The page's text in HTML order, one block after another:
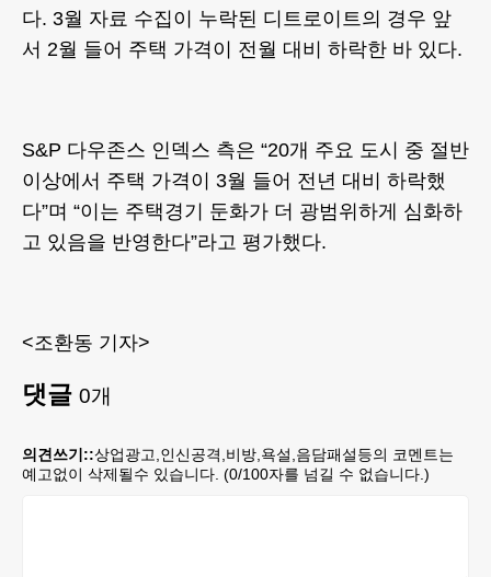
다. 3월 자료 수집이 누락된 디트로이트의 경우 앞
서 2월 들어 주택 가격이 전월 대비 하락한 바 있다.
S&P 다우존스 인덱스 측은 “20개 주요 도시 중 절반
이상에서 주택 가격이 3월 들어 전년 대비 하락했
다”며 “이는 주택경기 둔화가 더 광범위하게 심화하
고 있음을 반영한다”라고 평가했다.
<조환동 기자>
댓글 0개
의견쓰기::상업광고,인신공격,비방,욕설,음담패설등의 코멘트는
예고없이 삭제될수 있습니다. (0/100자를 넘길 수 없습니다.)